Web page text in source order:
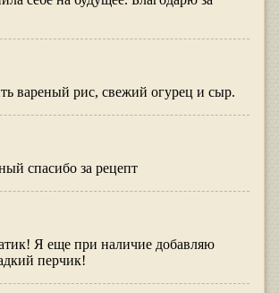
вареный рис, свежий огурец и сыр.
спасибо за рецепт
Я еще при наличие добавляю
перчик!